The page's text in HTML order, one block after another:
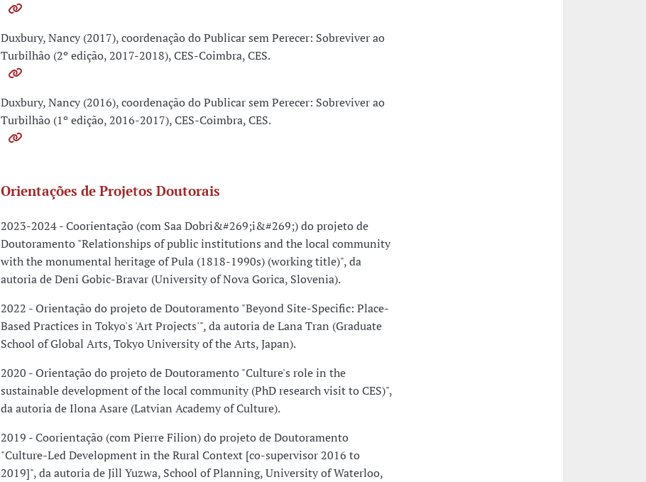
Duxbury, Nancy (2017), coordenação do Publicar sem Perecer: Sobreviver ao
Turbilhão (2º edição, 2017-2018), CES-Coimbra, CES.
Duxbury, Nancy (2016), coordenação do Publicar sem Perecer: Sobreviver ao
Turbilhão (1º edição, 2016-2017), CES-Coimbra, CES.
Orientações de Projetos Doutorais
2023-2024 - Coorientação (com Saa Dobri&#269;i&#269;) do projeto de
Doutoramento "Relationships of public institutions and the local community
with the monumental heritage of Pula (1818-1990s) (working title)", da
autoria de Deni Gobic-Bravar (University of Nova Gorica, Slovenia).
2022 - Orientação do projeto de Doutoramento "Beyond Site-Specific: Place-
Based Practices in Tokyo's 'Art Projects'", da autoria de Lana Tran (Graduate
School of Global Arts, Tokyo University of the Arts, Japan).
2020 - Orientação do projeto de Doutoramento "Culture's role in the
sustainable development of the local community (PhD research visit to CES)",
da autoria de Ilona Asare (Latvian Academy of Culture).
2019 - Coorientação (com Pierre Filion) do projeto de Doutoramento
"Culture-Led Development in the Rural Context [co-supervisor 2016 to
2019]", da autoria de Jill Yuzwa, School of Planning, University of Waterloo,